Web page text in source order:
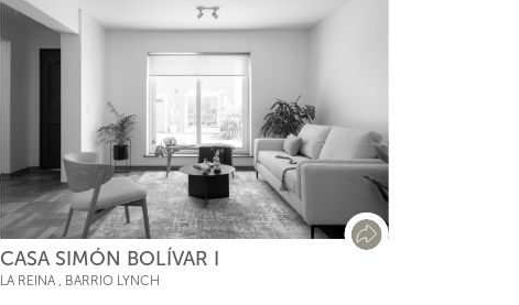
CASA SIMÓN BOLÍVAR I
LA REINA, BARRIO LYNCH